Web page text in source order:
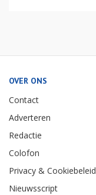
OVER ONS
Contact
Adverteren
Redactie
Colofon
Privacy & Cookiebeleid
Nieuwsscript